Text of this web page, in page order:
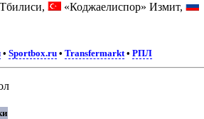
«Коджаелиспор» Измит,
• Sportbox.ru• Transfermarkt• РПЛ